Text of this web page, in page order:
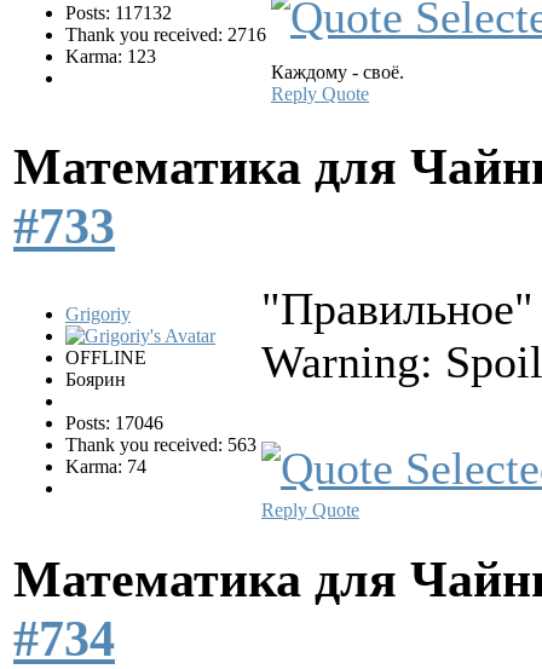
Posts: 117132
Thank you received: 2716
Karma: 123
Каждому - своё.
Reply Quote
Математика для
#733
Grigoriy
OFFLINE
Боярин
Posts: 17046
Thank you received: 563
Karma: 74
Warning:
Reply Quote
Математика для
#734